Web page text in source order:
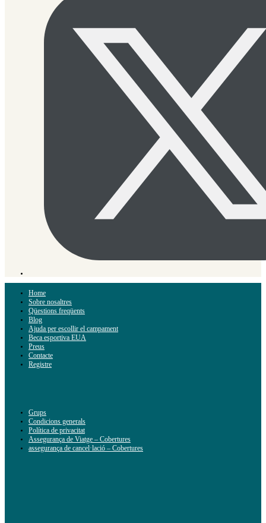
Home
Sobre nosaltres
Qüestions freqüents
Blog
Ajuda per escollir el campament
Beca esportiva EUA
Preus
Contacte
Registre
Grups
Condicions generals
Política de privacitat
Assegurança de Viatge – Cobertures
assegurança de cancel·lació – Cobertures